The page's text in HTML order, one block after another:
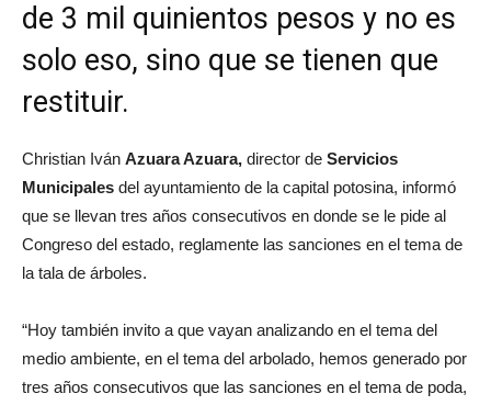
de 3 mil quinientos pesos y no es
solo eso, sino que se tienen que
restituir.
Christian Iván Azuara Azuara, director de Servicios
Municipales del ayuntamiento de la capital potosina, informó
que se llevan tres años consecutivos en donde se le pide al
Congreso del estado, reglamente las sanciones en el tema de
la tala de árboles.
“Hoy también invito a que vayan analizando en el tema del
medio ambiente, en el tema del arbolado, hemos generado por
tres años consecutivos que las sanciones en el tema de poda,